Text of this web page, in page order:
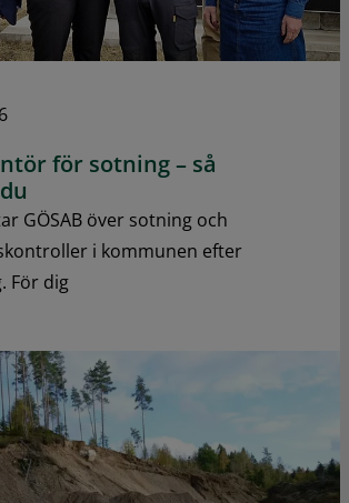
för sotning – så
GÖSAB över sotning och
i kommunen efter
För dig